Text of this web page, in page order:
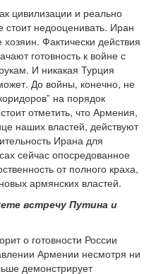
цивилизации и реально
стоит недооценивать. Иран
Фактически действия
готовность к войне с
И никакая Турция
До войны, конечно, не
на порядок
отметить, что Армения,
наших властей, действуют
Ирана для
сейчас опосредованное
от полного краха,
армянских властей.
встречу Путина и
о готовности России
Армении несмотря ни
демонстрирует